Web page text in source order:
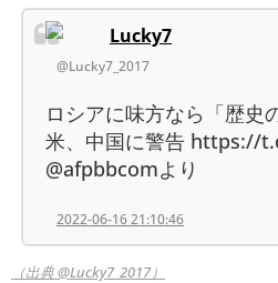
Lucky7
@Lucky7_2017
ロシアに味方なら「歴史
米、中国に警告 https://
@afpbbcomより
2022-06-16 21:10:46
（出典 @Lucky7_2017）